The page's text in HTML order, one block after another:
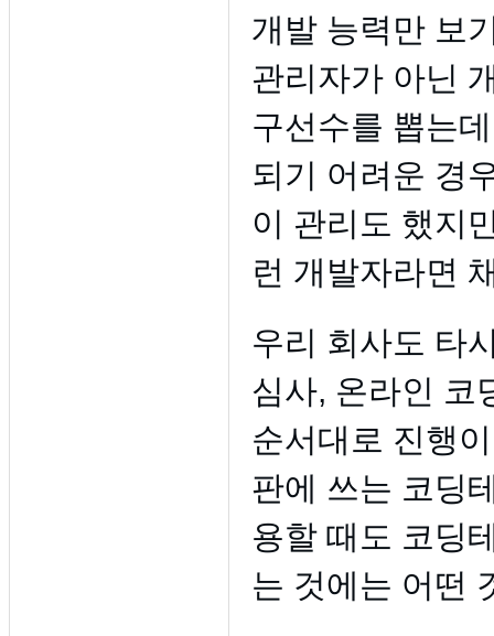
개발 능력만 보
관리자가 아닌
구선수를 뽑는
되기 어려운 경
이 관리도 했지
런 개발자라면
우리 회사도 타
심사, 온라인 코
순서대로 진행
판에 쓰는 코딩
용할 때도 코딩
는 것에는 어떤